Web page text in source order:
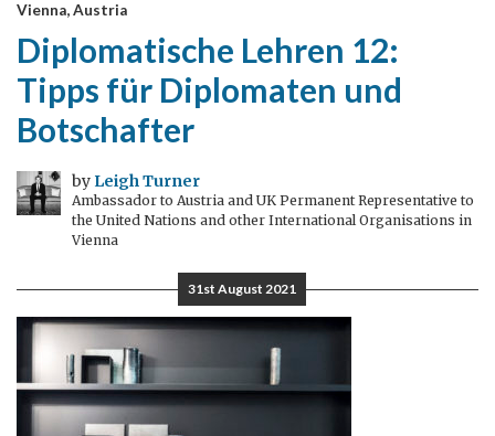
Vienna, Austria
Diplomatische Lehren 12:
Tipps für Diplomaten und
Botschafter
by Leigh Turner
Ambassador to Austria and UK Permanent Representative to
the United Nations and other International Organisations in
Vienna
31st August 2021